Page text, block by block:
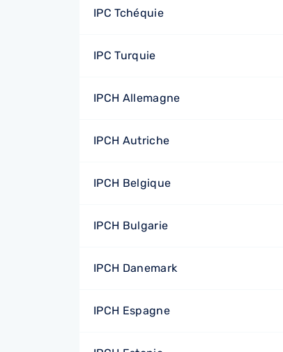
IPC Tchéquie
IPC Turquie
IPCH Allemagne
IPCH Autriche
IPCH Belgique
IPCH Bulgarie
IPCH Danemark
IPCH Espagne